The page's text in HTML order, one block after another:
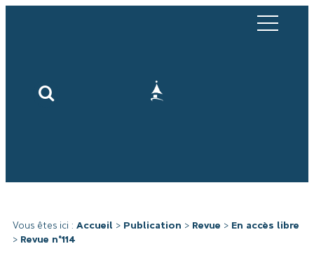
Vous êtes ici : Accueil > Publication > Revue > En accès libre
> Revue n°114